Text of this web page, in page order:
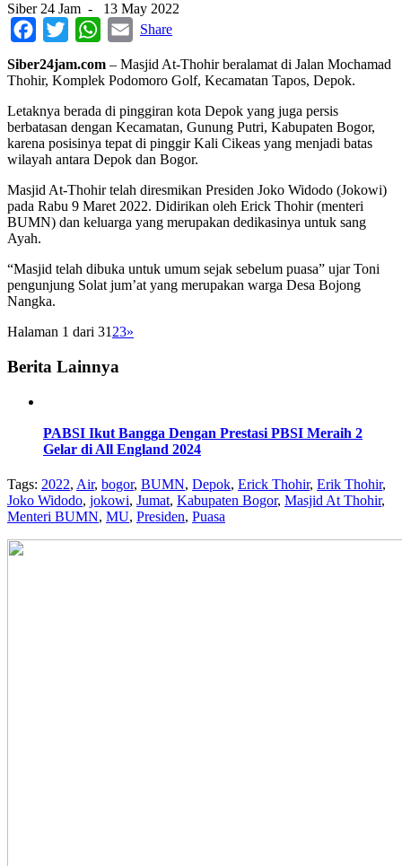
Siber 24 Jam - 13 May 2022
Facebook
Twitter WhatsApp
Email
Share
Siber24jam.com – Masjid At-Thohir beralamat di Jalan Mochamad
Thohir, Komplek Podomoro Golf, Kecamatan Tapos, Depok.
Letaknya berada di pinggiran kota Depok yang juga persis
berbatasan dengan Kecamatan, Gunung Putri, Kabupaten Bogor,
karena posisinya tepat di pinggir Kali Cikeas yang menjadi batas
wilayah antara Depok dan Bogor.
Masjid At-Thohir telah diresmikan Presiden Joko Widodo (Jokowi)
pada Rabu 9 Maret 2022. Didirikan oleh Erick Thohir (menteri
BUMN) dan keluarga yang merupakan dedikasinya untuk sang
Ayah.
“Masjid telah dibuka untuk umum sejak sebelum puasa” ujar Toni
pengunjung Solat jum’at yang merupakan warga Desa Bojong
Nangka.
Halaman 1 dari 31 23»
Berita Lainnya
PABSI Ikut Bangga Dengan Prestasi PBSI Meraih 2
Gelar di All England 2024
Tags: 2022, Air, bogor, BUMN, Depok, Erick Thohir, Erik Thohir,
Joko Widodo, jokowi, Jumat, Kabupaten Bogor, Masjid At Thohir,
Menteri BUMN, MU, Presiden, Puasa